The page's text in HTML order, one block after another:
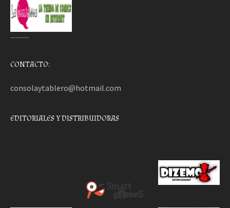
………..
CONTACTO:
consolaytablero@hotmail.com
EDITORIALES Y DISTRIBUIDORAS